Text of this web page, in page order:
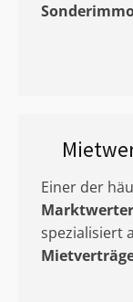
Einer der
spezialisiert